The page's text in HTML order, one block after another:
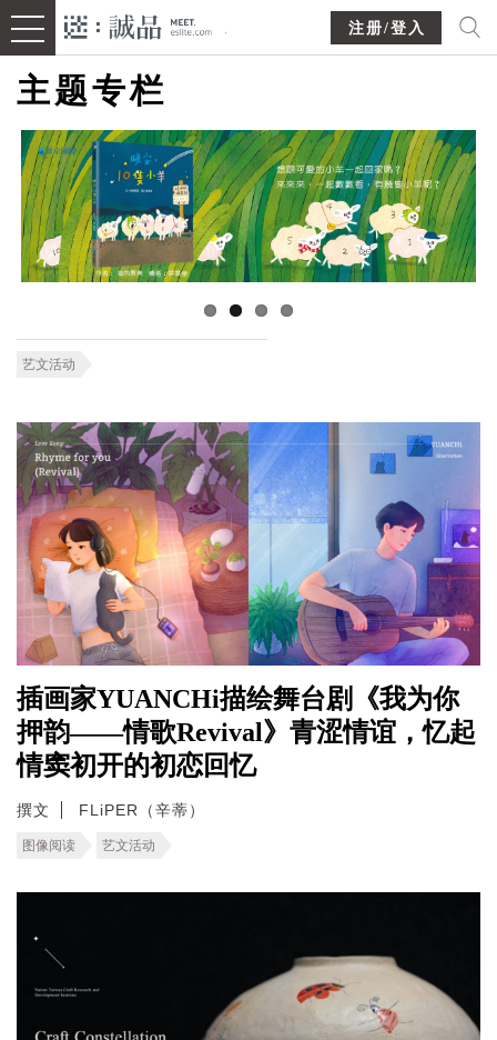
注册/登入
主题专栏
艺文活动
插画家YUANCHi描绘舞台剧《我为你
押韵——情歌Revival》青涩情谊，忆起
情窦初开的初恋回忆
撰文 FLiPER（辛蒂）
图像阅读 艺文活动